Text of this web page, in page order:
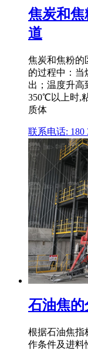
焦炭和焦
道
焦炭和焦粉的
的过程中：
出；温度升
350℃以上时,
质体
联系电话: 180
石油焦的
根据石油焦指
作条件及进料